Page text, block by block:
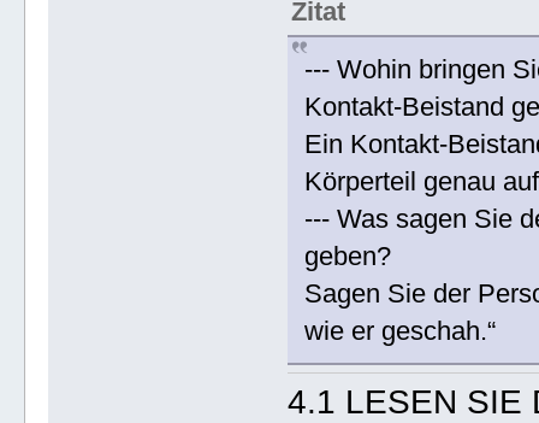
Zitat
--- Wohin bringen
Kontakt-Beistand
Ein Kontakt-
Körperteil genau
--- Was sagen Sie
geben?
Sagen Sie der
wie er geschah.“
4.1 LESEN SIE